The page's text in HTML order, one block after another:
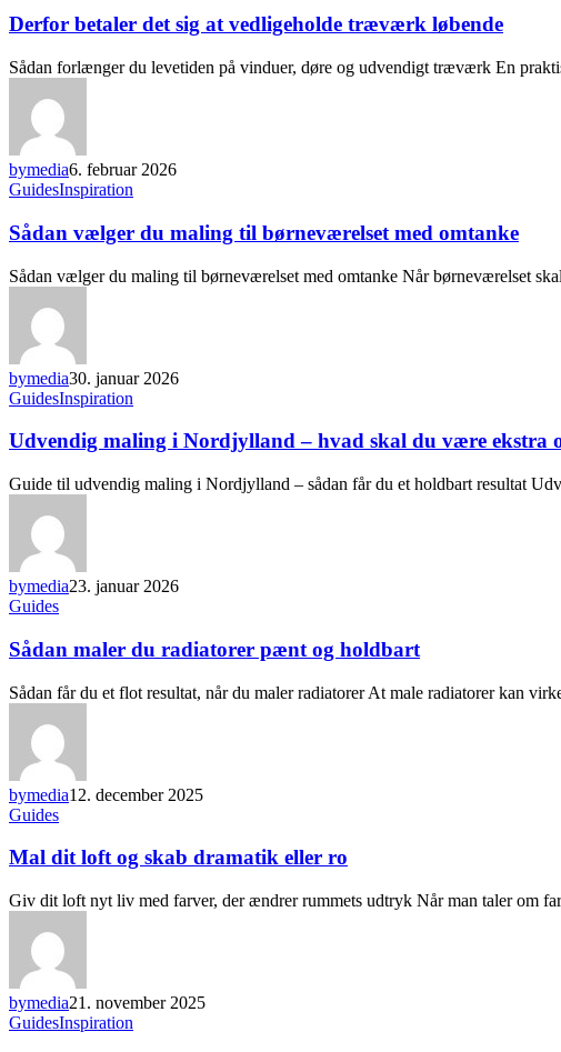
Derfor betaler det sig at vedligeholde træværk løbende
Sådan forlænger du levetiden på vinduer, døre og udvendigt træværk En
bymedia6. februar 2026
GuidesInspiration
Sådan vælger du maling til børneværelset med omtanke
Sådan vælger du maling til børneværelset med omtanke Når børneværelset
bymedia30. januar 2026
GuidesInspiration
Udvendig maling i Nordjylland – hvad skal du være ekstra
Guide til udvendig maling i Nordjylland – sådan får du et holdbart resultat
bymedia23. januar 2026
Guides
Sådan maler du radiatorer pænt og holdbart
Sådan får du et flot resultat, når du maler radiatorer At male radiatorer kan
bymedia12. december 2025
Guides
Mal dit loft og skab dramatik eller ro
Giv dit loft nyt liv med farver, der ændrer rummets udtryk Når man taler om
bymedia21. november 2025
GuidesInspiration